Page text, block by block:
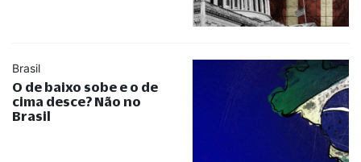
Brasil
O de baixo sobe e o de
cima desce? Não no
Brasil